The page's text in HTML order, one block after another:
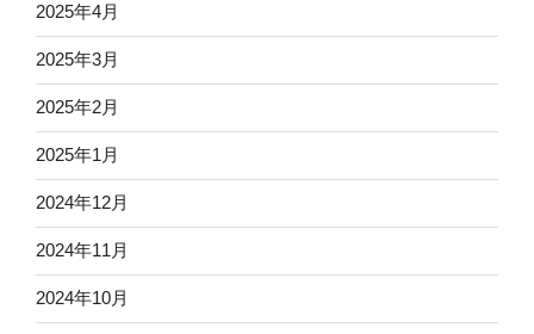
2025年4月
2025年3月
2025年2月
2025年1月
2024年12月
2024年11月
2024年10月